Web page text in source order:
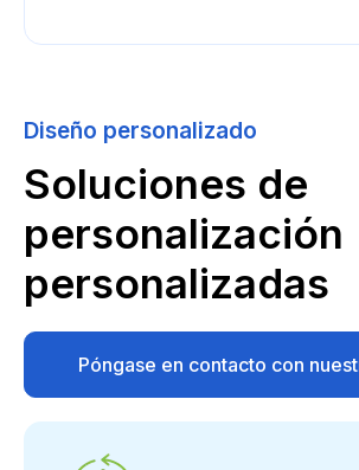
Diseño personalizado
Soluciones de
personalización
personalizadas
Póngase en contacto con
de soporte